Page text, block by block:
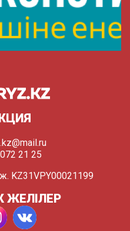
21 25
ж. KZ31VPY00021199
ЖЕЛІЛЕР